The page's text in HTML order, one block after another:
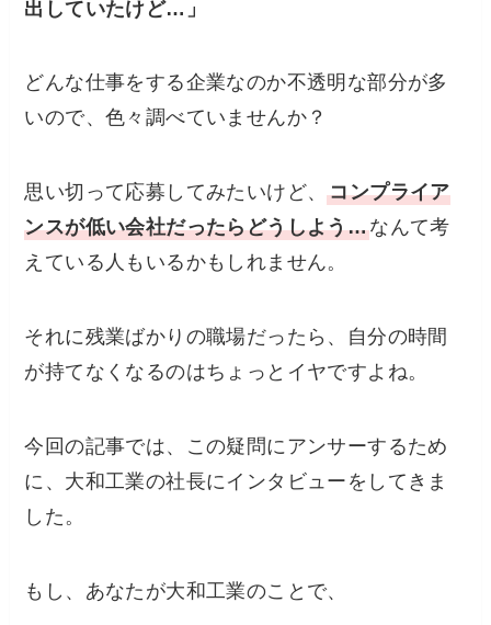
出していたけど…」
どんな仕事をする企業なのか不透明な部分が多
いので、色々調べていませんか？
思い切って応募してみたいけど、コンプライア
ンスが低い会社だったらどうしよう…なんて考
えている人もいるかもしれません。
それに残業ばかりの職場だったら、自分の時間
が持てなくなるのはちょっとイヤですよね。
今回の記事では、この疑問にアンサーするため
に、大和工業の社長にインタビューをしてきま
した。
もし、あなたが大和工業のことで、